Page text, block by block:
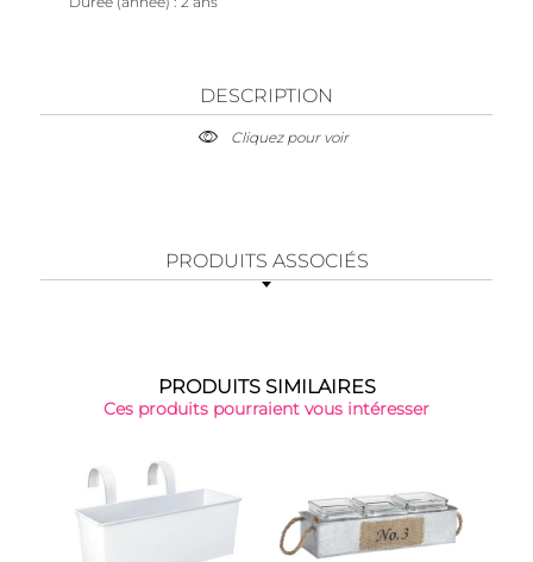
DESCRIPTION
Cliquez pour voir
PRODUITS ASSOCIÉS
PRODUITS SIMILAIRES
Ces produits pourraient vous intéresser